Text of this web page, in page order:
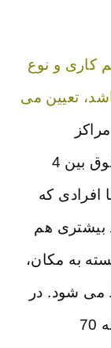
کاری و نوع
تعیین می
فیزتوتراپی کار می کند می تواند حقوق بین 4
اما افرادی که
بیشتری هم
به مکان،
می شود. در
حال حاظر مراکزی هستند که ماهیانه 70